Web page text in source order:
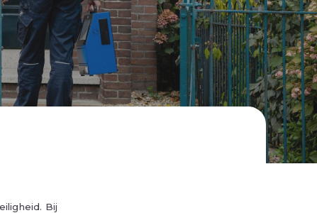
Bij